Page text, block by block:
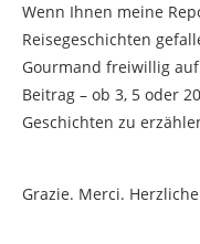
Wenn Ihnen meine
Reisegeschichten
Gourmand freiwillig
Beitrag – ob 3, 5 oder
Geschichten zu
Grazie. Merci.